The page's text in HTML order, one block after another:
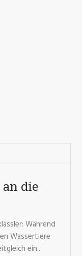
die
Während
Wassertiere
ein...